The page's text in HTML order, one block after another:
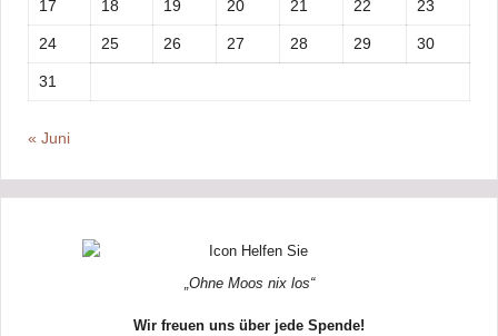
17 18 19 20 21 22 23
24 25 26 27 28 29 30
31
« Juni
„Ohne Moos nix los“
Wir freuen uns über jede Spende!